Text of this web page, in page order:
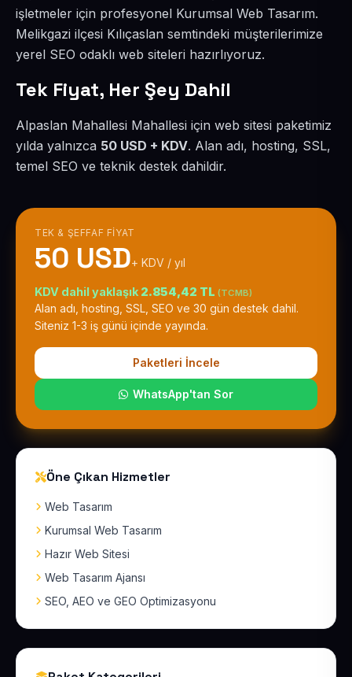
işletmeler için profesyonel Kurumsal Web Tasarım.
Melikgazi ilçesi Kılıçaslan semtindeki müşterilerimize
yerel SEO odaklı web siteleri hazırlıyoruz.
Tek Fiyat, Her Şey Dahil
Alpaslan Mahallesi Mahallesi için web sitesi paketimiz
yılda yalnızca 50 USD + KDV. Alan adı, hosting, SSL,
temel SEO ve teknik destek dahildir.
TEK & ŞEFFAF FIYAT
50 USD+ KDV / yıl
KDV dahil yaklaşık 2.854,42 TL (TCMB)
Alan adı, hosting, SSL, SEO ve 30 gün destek dahil.
Siteniz 1-3 iş günü içinde yayında.
Paketleri İncele
WhatsApp'tan Sor
Öne Çıkan Hizmetler
Web Tasarım
Kurumsal Web Tasarım
Hazır Web Sitesi
Web Tasarım Ajansı
SEO, AEO ve GEO Optimizasyonu